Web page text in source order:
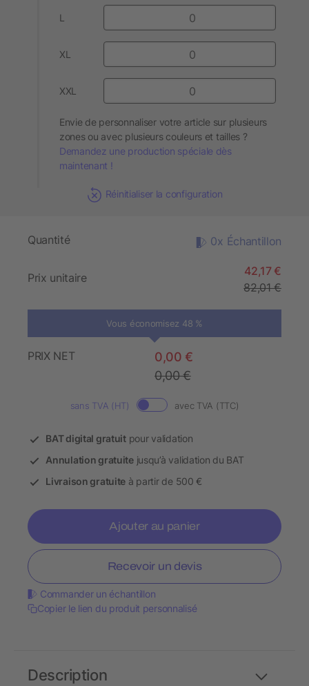
L
XL
XXL
Envie de personnaliser votre article sur plusieurs
zones ou avec plusieurs couleurs et tailles ?
Demandez une production spéciale dès
maintenant !
Réinitialiser la configuration
Quantité 0x Échantillon
Prix unitaire
42,17 €
82,01 €
Vous économisez 48 %
PRIX NET
0,00 €
0,00 €
sans TVA (HT) avec TVA (TTC)
BAT digital gratuitpour validation
Annulation gratuitejusqu’à validation du BAT
Livraison gratuite à partir de 500 €
Ajouter au panier
Recevoir un devis
Commander un échantillon
Copier le lien du produit personnalisé
Description